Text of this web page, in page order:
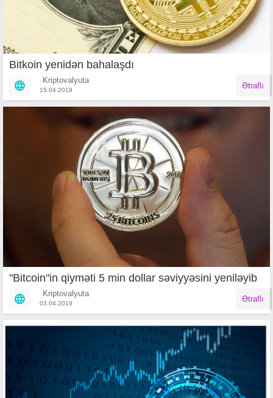
Bitkoin yenidən bahalaşdı
Kriptovalyuta
15.04.2019 Ətraflı
"Bitcoin"in qiyməti 5 min dollar səviyyəsini yeniləyib
Kriptovalyuta
03.04.2019 Ətraflı